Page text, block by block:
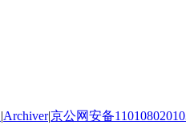
|Archiver|京公网安备